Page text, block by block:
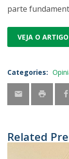
parte
VEJA O
Categories:
Related